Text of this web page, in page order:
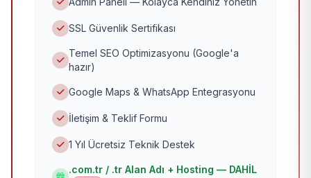
SSL Güvenlik Sertifikası
Temel SEO Optimizasyonu (Google'a
hazır)
Google Maps & WhatsApp Entegrasyonu
İletişim & Teklif Formu
1 Yıl Ücretsiz Teknik Destek
.com.tr / .tr Alan Adı + Hosting — DAHİL